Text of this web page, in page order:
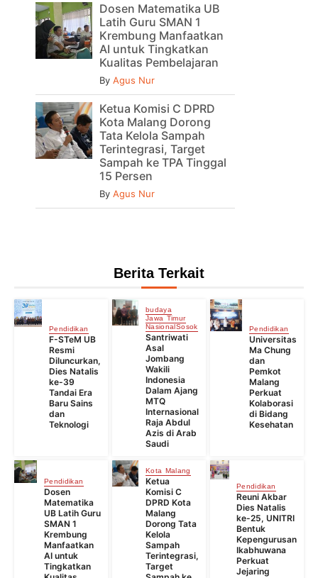
Dosen Matematika UB
Latih Guru SMAN 1
Krembung Manfaatkan
AI untuk Tingkatkan
Kualitas Pembelajaran
By Agus Nur
Ketua Komisi C DPRD
Kota Malang Dorong
Tata Kelola Sampah
Terintegrasi, Target
Sampah ke TPA Tinggal
15 Persen
By Agus Nur
Berita Terkait
Pendidikan
F-STeM UB
Resmi
Diluncurkan,
Dies Natalis
ke-39
Tandai Era
Baru Sains
dan
Teknologi
budaya
Jawa Timur
NasionalSosok
Santriwati
Asal
Jombang
Wakili
Indonesia
Dalam Ajang
MTQ
Internasional
Raja Abdul
Azis di Arab
Saudi
Pendidikan
Universitas
Ma Chung
dan
Pemkot
Malang
Perkuat
Kolaborasi
di Bidang
Kesehatan
Pendidikan
Dosen
Matematika
UB Latih Guru
SMAN 1
Krembung
Manfaatkan
AI untuk
Tingkatkan
Kota Malang
Ketua
Komisi C
DPRD Kota
Malang
Dorong Tata
Kelola
Sampah
Terintegrasi,
Target
Pendidikan
Reuni Akbar
Dies Natalis
ke-25, UNITRI
Bentuk
Kepengurusan
Ikabhuwana
Perkuat
Jejaring